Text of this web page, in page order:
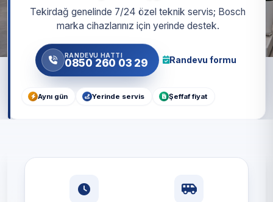
Tekirdağ genelinde 7/24 özel teknik servis; Bosch
marka cihazlarınız için yerinde destek.
RANDEVU HATTI
0850 260 03 29 Randevu formu
Aynı gün Yerinde servis Şeffaf fiyat